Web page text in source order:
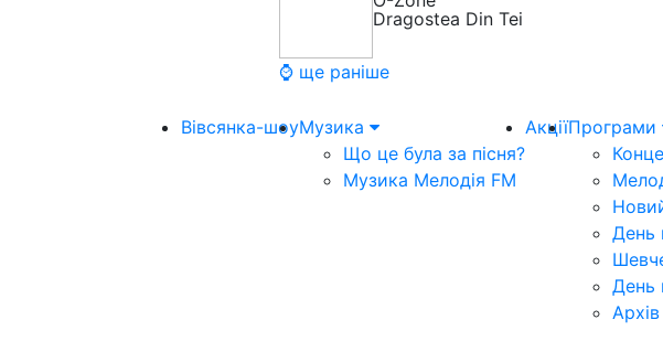
Dragostea Din Tei
⌚ ще раніше
Вівсянка-шоуМузика
Що це була за пісня?
Музика Мелодія FM
АкціїПрограми
День
День